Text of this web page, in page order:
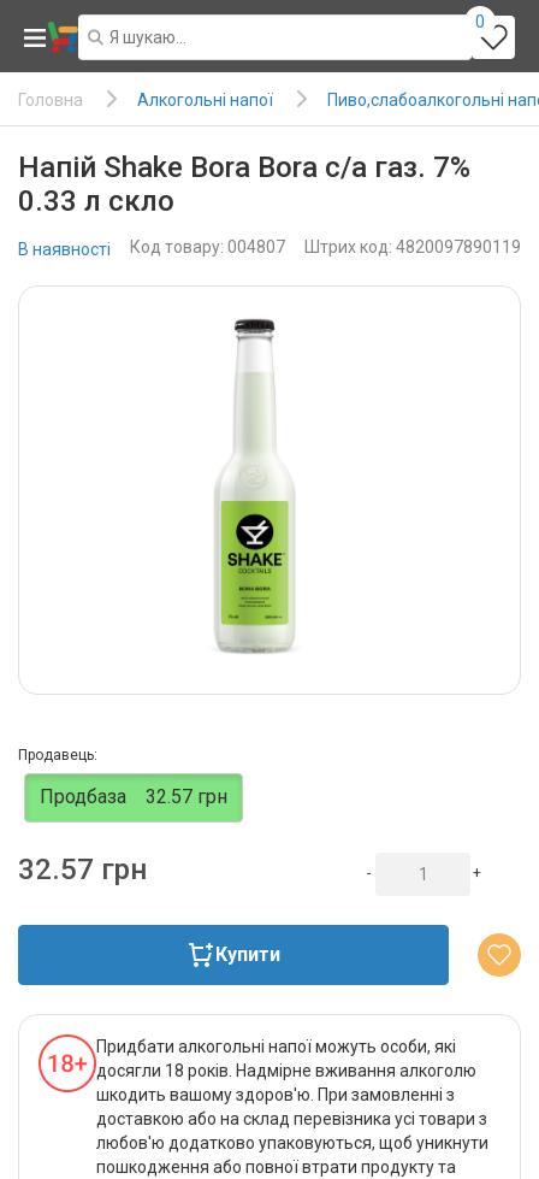
0
Головна Алкогольні напої Пиво,слабоалкогольні
Напій Shake Bora Bora с/а газ. 7%
0.33 л скло
В наявності Код товару: 004807 Штрих код: 4820097890119
Продавець:
Продбаза 32.57 грн
32.57 грн - +
Купити
Придбати алкогольні напої можуть особи, які
досягли 18 років. Надмірне вживання алкоголю
шкодить вашому здоров'ю. При замовленні з
доставкою або на склад перевізника усі товари з
любов'ю додатково упаковуються, щоб уникнути
пошкодження або повної втрати продукту та